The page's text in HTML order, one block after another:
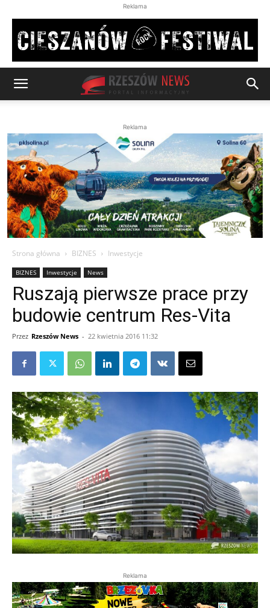
Reklama
Reklama
Strona główna BIZNES Inwestycje
BIZNES Inwestycje News
Ruszają pierwsze prace przy
budowie centrum Res-Vita
Przez Rzeszów News - 22 kwietnia 2016 11:32
Reklama